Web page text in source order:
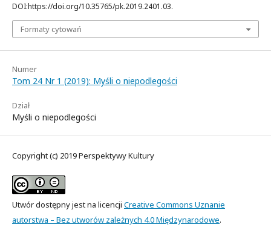
DOI:https://doi.org/10.35765/pk.2019.2401.03.
Formaty cytowań
Numer
Tom 24 Nr 1 (2019): Myśli o niepodlegości
Dział
Myśli o niepodlegości
Copyright (c) 2019 Perspektywy Kultury
Utwór dostępny jest na licencji Creative Commons Uznanie
autorstwa – Bez utworów zależnych 4.0 Międzynarodowe.